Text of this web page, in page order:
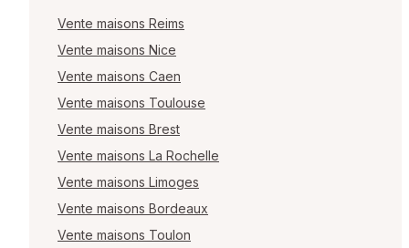
Vente maisons Reims
Vente maisons Nice
Vente maisons Caen
Vente maisons Toulouse
Vente maisons Brest
Vente maisons La Rochelle
Vente maisons Limoges
Vente maisons Bordeaux
Vente maisons Toulon